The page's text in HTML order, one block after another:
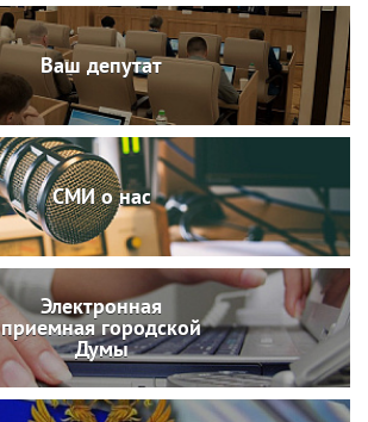
Ваш депутат
СМИ о нас
Электронная
приемная городской
Думы